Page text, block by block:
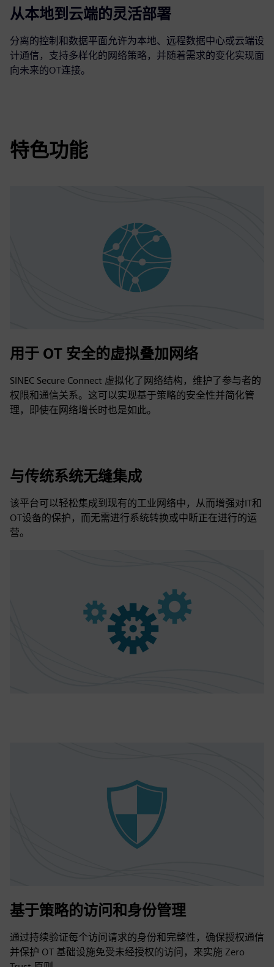
从本地到云端的灵活部署
分离的控制和数据平面允许为本地、远程数据中心或云端设
计通信，支持多样化的网络策略，并随着需求的变化实现面
向未来的OT连接。
特色功能
用于 OT 安全的虚拟叠加网络
SINEC Secure Connect 虚拟化了网络结构，维护了参与者的
权限和通信关系。这可以实现基于策略的安全性并简化管
理，即使在网络增长时也是如此。
与传统系统无缝集成
该平台可以轻松集成到现有的工业网络中，从而增强对IT和
OT设备的保护，而无需进行系统转换或中断正在进行的运
营。
基于策略的访问和身份管理
通过持续验证每个访问请求的身份和完整性，确保授权通信
并保护 OT 基础设施免受未经授权的访问，来实施 Zero